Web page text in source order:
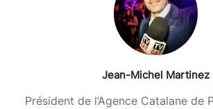
Jean-Michel Martinez
Président de l’Agence Catalane de